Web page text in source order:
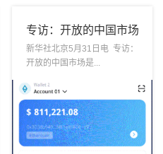
专访：开放的中国市场
是外企成长的USDT钱
包沃土——访波士顿咨
询公司中国区
新华社北京5月31日电 专访：
开放的中国市场是...